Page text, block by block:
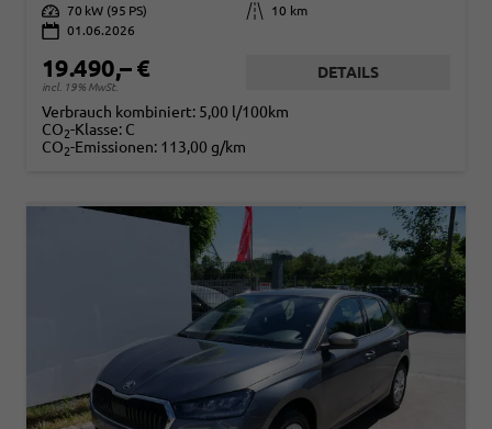
Leistung 70 kW (95 PS) Kilometerstand
10 km
01.06.2026
19.490,– €
incl. 19% MwSt.
DETAILS
Verbrauch kombiniert: 5,00 l/100km
CO2-Klasse: C
CO2-Emissionen: 113,00 g/km